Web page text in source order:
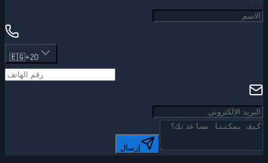
🇪🇬+20
إرسال